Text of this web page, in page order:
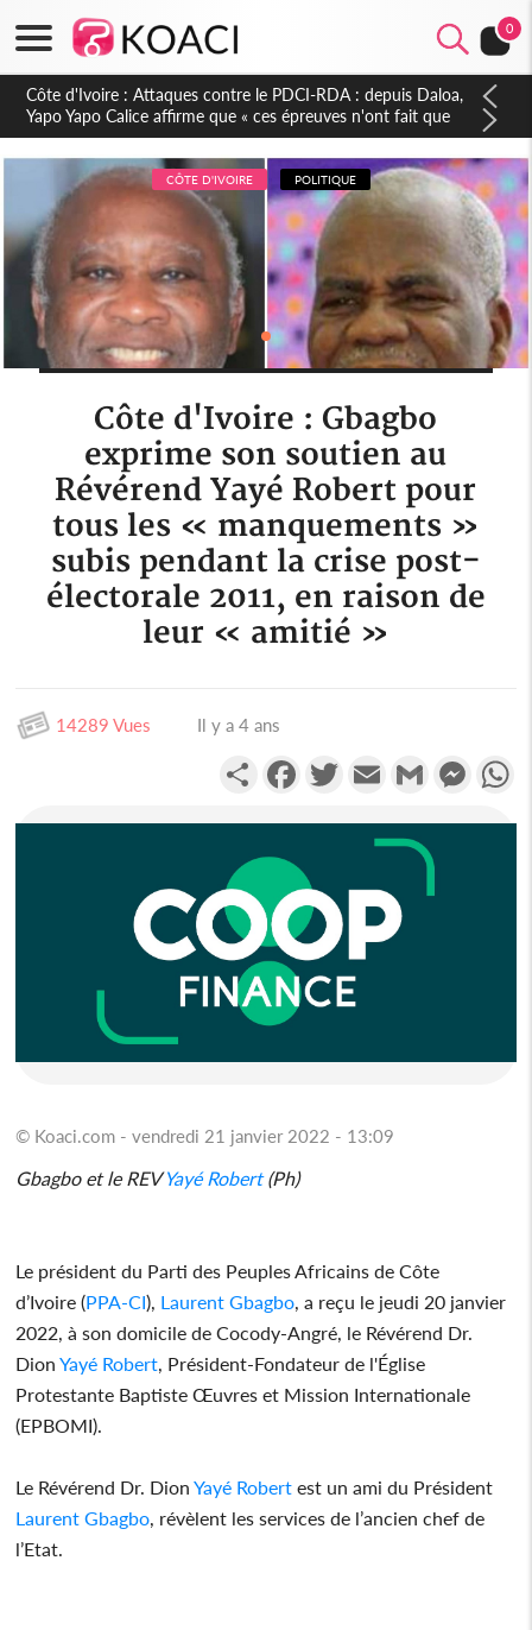
0
Côte d'Ivoire : Le Colonel-Major Fofié Kouakou est décédé,
l'armée perd une figure de la 2e Région militaire
CÔTE D'IVOIRE POLITIQUE
Côte d'Ivoire : Gbagbo
exprime son soutien au
Révérend Yayé Robert pour
tous les « manquements »
subis pendant la crise post-
électorale 2011, en raison de
leur « amitié »
14289 Vues Il y a 4 ans
PartagerFacebookTwitterEmail Gmail
© Koaci.com - vendredi 21 janvier 2022 - 13:09
Gbagbo et le REVYayé Robert(Ph)
Le président du Parti des Peuples Africains de Côte
d’Ivoire (PPA-CI), Laurent Gbagbo , a reçu le jeudi 20 janvier
2022, à son domicile de Cocody-Angré, le Révérend Dr.
DionYayé Robert , Président-Fondateur de l'Église
Protestante Baptiste Œuvres et Mission Internationale
(EPBOMI).
Le Révérend Dr. DionYayé Robert est un ami du Président
Laurent Gbagbo , révèlent les services de l’ancien chef de
l’Etat.